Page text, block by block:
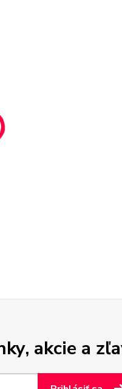
akcie a